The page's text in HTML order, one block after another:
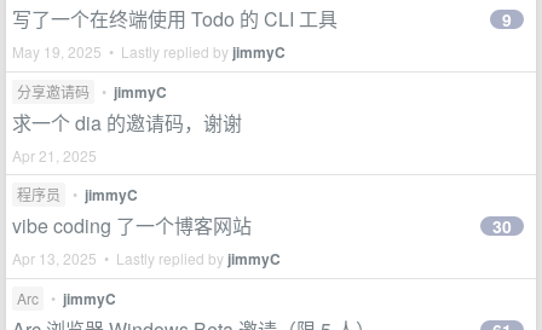
写了一个在终端使用 Todo 的 CLI 工具
May 19, 2025 • Lastly replied by jimmyC
9
分享邀请码 • jimmyC
求一个 dia 的邀请码，谢谢
Apr 21, 2025
程序员
• jimmyC
vibe coding 了一个博客网站
Apr 13, 2025 • Lastly replied by jimmyC
30
Arc • jimmyC